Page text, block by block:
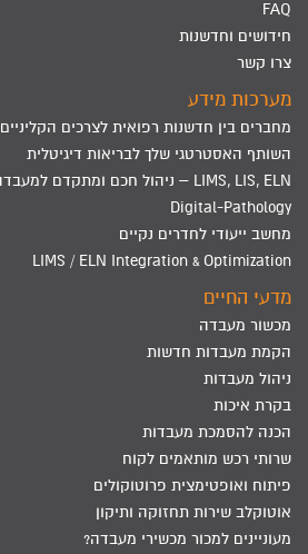
FAQ
חידושים וחדשנות
צרו קשר
מערכות מידע
מחברים בין חדשנות רפואית לצרכים הקליניים
השותף האסטרטגי שלך לבריאות דיגיטלית
LIMS, LIS, ELN – ניהול חכם ומתקדם למעבדה
Digital-Pathology
מחשב ייעודי לחדרים נקיים
LIMS / ELN Integration & Optimization
מדעי החיים
מכשור מעבדה
הקמת מעבדות חדשות
ניהול מעבדות
בקרת איכות
הכנה להסמכת מעבדות
שרותי רכש מותאמים לקוח
פיתוח ואופטימצית פרוטוקולים
אוטוקלב שירות תחזוקה ותיקון
מעוניינים למכור מכשירי מעבדה?